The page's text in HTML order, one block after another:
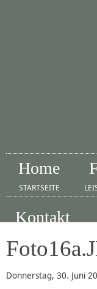
Home
STARTSEITE
Kontakt
Donnerstag, 30. Juni